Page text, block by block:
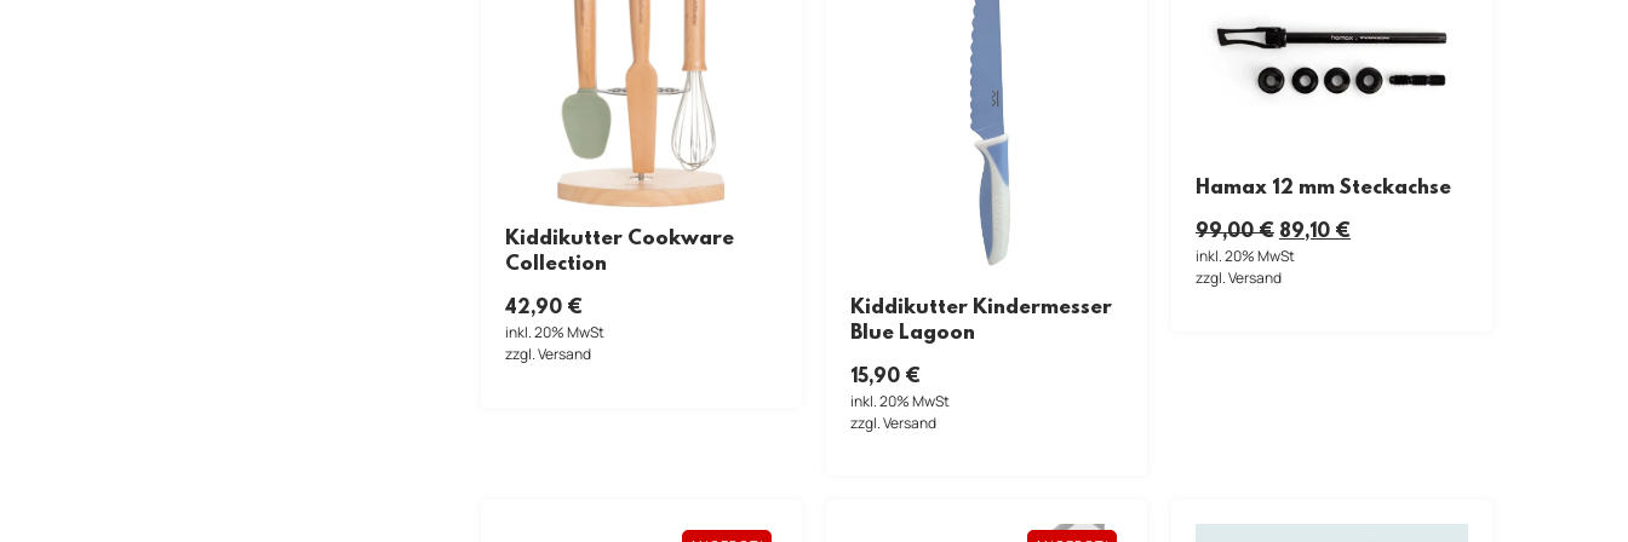
Kiddikutter Cookware
Collection
42,90 €
inkl. 20% MwSt
zzgl. Versand
Kiddikutter Kindermesser
Blue Lagoon
15,90 €
inkl. 20% MwSt
zzgl. Versand
Hamax 12 mm Steckachse
99,00€ 89,10 €
inkl. 20% MwSt
zzgl. Versand